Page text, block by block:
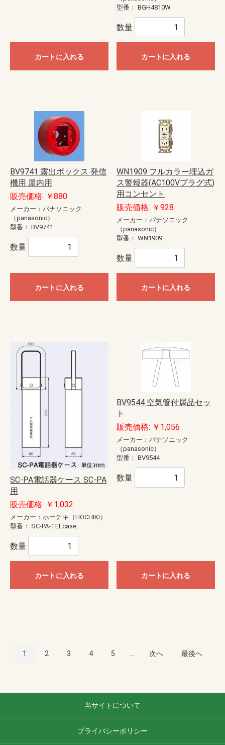
カートに入れる
型番： BGH4810W
数量
カートに入れる
BV9741 露出ボックス 発信
機用 屋内用
販売価格: ￥880
メーカー：パナソニック
（panasonic）
型番： BV9741
数量
カートに入れる
WN1909 フルカラー埋込ガ
ス警報器(AC100Vプラグ式)
用コンセント
販売価格: ￥928
メーカー：パナソニック
（panasonic）
型番： WN1909
数量
カートに入れる
SC-PA電話器ケース SC-PA
用
販売価格: ￥1,032
メーカー：ホーチキ（HOCHIKI）
型番： SC-PA-TELcase
数量
カートに入れる
BV9544 空気管付属品セッ
ト
販売価格: ￥1,056
メーカー：パナソニック
（panasonic）
型番： BV9544
数量
カートに入れる
1 2 3 4 5 ... 次へ 最後へ
当サイトについて
プライバシーポリシー